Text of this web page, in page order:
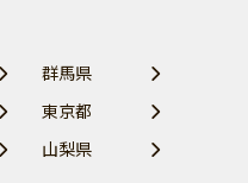
群馬県
東京都
山梨県